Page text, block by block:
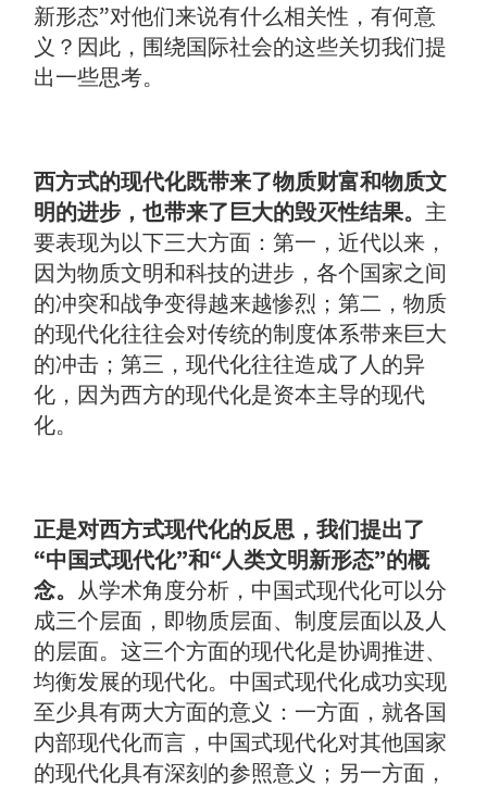
新形态”对他们来说有什么相关性，有何意
义？因此，围绕国际社会的这些关切我们提
出一些思考。
西方式的现代化既带来了物质财富和物质文
明的进步，也带来了巨大的毁灭性结果。 主
要表现为以下三大方面：第一，近代以来，
因为物质文明和科技的进步，各个国家之间
的冲突和战争变得越来越惨烈；第二，物质
的现代化往往会对传统的制度体系带来巨大
的冲击；第三，现代化往往造成了人的异
化，因为西方的现代化是资本主导的现代
化。
正是对西方式现代化的反思，我们提出了
“中国式现代化”和“人类文明新形态”的概
念。 从学术角度分析，中国式现代化可以分
成三个层面，即物质层面、制度层面以及人
的层面。这三个方面的现代化是协调推进、
均衡发展的现代化。中国式现代化成功实现
至少具有两大方面的意义：一方面，就各国
内部现代化而言，中国式现代化对其他国家
的现代化具有深刻的参照意义；另一方面，